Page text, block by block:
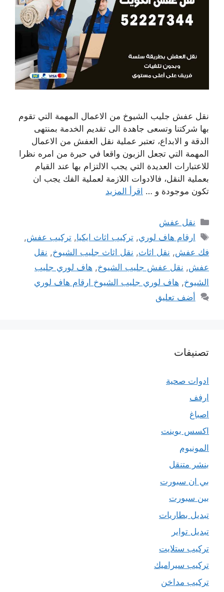
نقل عفش جليب الشيوخ من الاعمال المهمة التي تقوم
بها شركتنا وتسعى جاهدة الى تقديم الخدمة بمنتهى
الدقة و الابداع، تعتبر عملية نقل العفش من الاعمال
المهمة التي تجعل الزبون واقعا في حيرة من امره نظرا
للاعتبارات العديدة التي يجب الالتزام بها عند القيام
بعملية النقل، فالادوات اللازمة لعملية الفك يجب ان
تكون موجودة و … اقرأ المزيد
التصنيفات
نقل عفش
الوسوم
ارقام هاف لوري,تركيب اثاث ايكيا,تركيب عفش,
فك عفش, نقل اثاث, نقل اثاث جليب الشيوخ, نقل
عفش, نقل عفش جليب الشيوخ, هاف لوري جليب
الشيوخ, هاف لوري جليب الشيوخ ارقام هاف لوري
أضف تعليق
تصنيفات
ادوات صحية
ارفف
اصباغ
اكسس بوينت
المونيوم
بنشر متنقل
بي ان سبورت
بين سبورت
تبديل بطاريات
تبديل تواير
تركيب ستلايت
تركيب سيراميك
تركيب مداخن